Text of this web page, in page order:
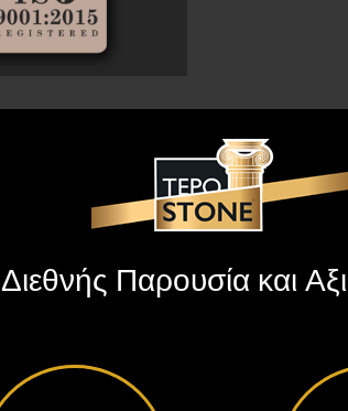
Διεθνής Παρουσία και